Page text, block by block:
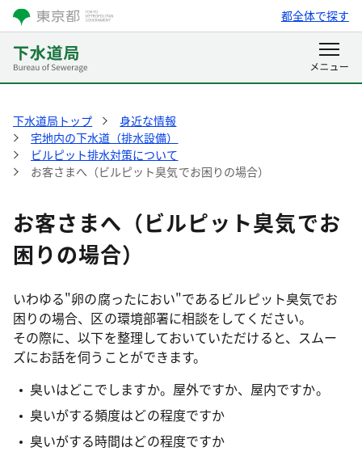
都全体で探す
下水道局トップ
身近な情報
宅地内の下水道（排水設備）
ビルピット排水対策について
お客さまへ（ビルピット臭気でお困りの場合）
お客さまへ（ビルピット臭気でお
困りの場合）
いわゆる"卵の腐ったにおい"であるビルピット臭気でお
困りの場合、区の環境部署に相談をしてください。
その際に、以下を整理しておいていただけると、スムー
ズにお話を伺うことができます。
臭いはどこでしますか。屋外ですか、屋内ですか。
臭いがする頻度はどの程度ですか
臭いがする時間はどの程度ですか